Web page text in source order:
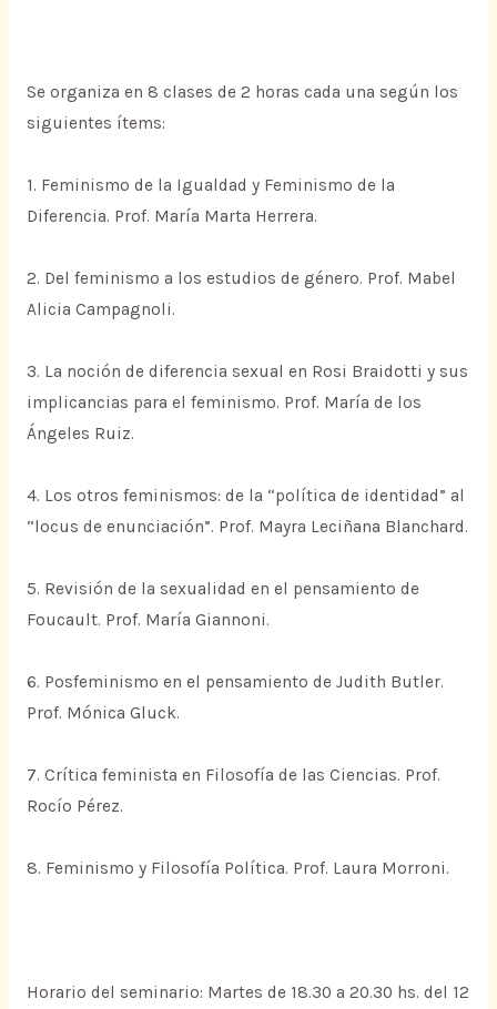
Se organiza en 8 clases de 2 horas cada una según los
siguientes ítems:
1. Feminismo de la Igualdad y Feminismo de la
Diferencia. Prof. María Marta Herrera.
2. Del feminismo a los estudios de género. Prof. Mabel
Alicia Campagnoli.
3. La noción de diferencia sexual en Rosi Braidotti y sus
implicancias para el feminismo. Prof. María de los
Ángeles Ruiz.
4. Los otros feminismos: de la “política de identidad” al
“locus de enunciación”. Prof. Mayra Leciñana Blanchard.
5. Revisión de la sexualidad en el pensamiento de
Foucault. Prof. María Giannoni.
6. Posfeminismo en el pensamiento de Judith Butler.
Prof. Mónica Gluck.
7. Crítica feminista en Filosofía de las Ciencias. Prof.
Rocío Pérez.
8. Feminismo y Filosofía Política. Prof. Laura Morroni.
Horario del seminario: Martes de 18.30 a 20.30 hs. del 12